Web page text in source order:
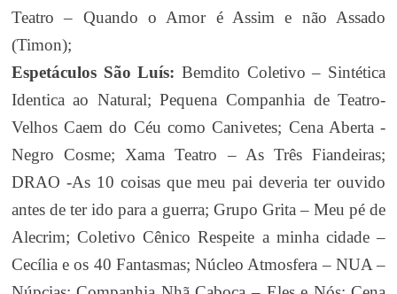
Teatro – Quando o Amor é Assim e não Assado
(Timon);
Espetáculos São Luís: Bemdito Coletivo – Sintética
Identica ao Natural; Pequena Companhia de Teatro-
Velhos Caem do Céu como Canivetes; Cena Aberta -
Negro Cosme; Xama Teatro – As Três Fiandeiras;
DRAO -As 10 coisas que meu pai deveria ter ouvido
antes de ter ido para a guerra; Grupo Grita – Meu pé de
Alecrim; Coletivo Cênico Respeite a minha cidade –
Cecília e os 40 Fantasmas; Núcleo Atmosfera – NUA –